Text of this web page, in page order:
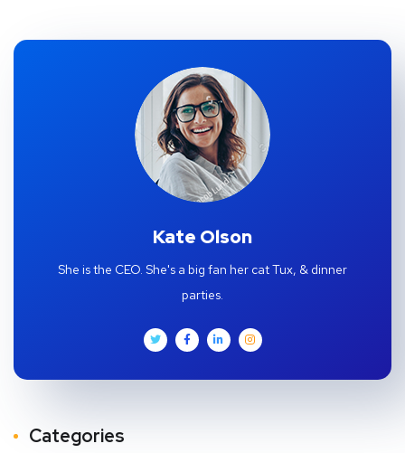
Kate Olson
She is the CEO. She's a big fan her cat Tux, & dinner
parties.
Categories